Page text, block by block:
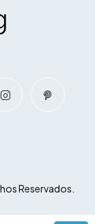
Reservados.